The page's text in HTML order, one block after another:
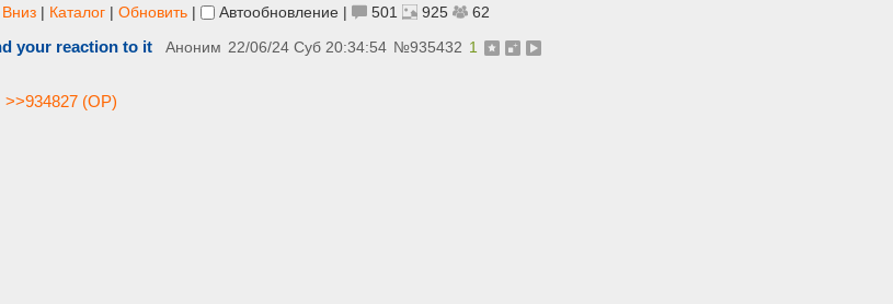
Вниз | Каталог | Обновить | Автообновление | 501 925 62
your reaction to it Аноним 22/06/24 Суб 20:34:54 №935432 1
>>934827 (OP)